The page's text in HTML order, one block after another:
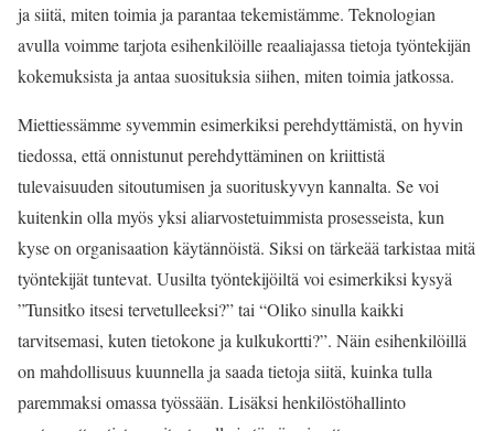
ja siitä, miten toimia ja parantaa tekemistämme. Teknologian
avulla voimme tarjota esihenkilöille reaaliajassa tietoja työntekijän
kokemuksista ja antaa suosituksia siihen, miten toimia jatkossa.
Miettiessämme syvemmin esimerkiksi perehdyttämistä, on hyvin
tiedossa, että onnistunut perehdyttäminen on kriittistä
tulevaisuuden sitoutumisen ja suorituskyvyn kannalta. Se voi
kuitenkin olla myös yksi aliarvostetuimmista prosesseista, kun
kyse on organisaation käytännöistä. Siksi on tärkeää tarkistaa mitä
työntekijät tuntevat. Uusilta työntekijöiltä voi esimerkiksi kysyä
”Tunsitko itsesi tervetulleeksi?” tai “Oliko sinulla kaikki
tarvitsemasi, kuten tietokone ja kulkukortti?”. Näin esihenkilöillä
on mahdollisuus kuunnella ja saada tietoja siitä, kuinka tulla
paremmaksi omassa työssään. Lisäksi henkilöstöhallinto